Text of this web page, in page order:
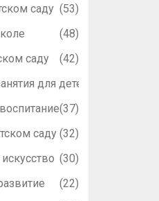
саду (53)
(48)
саду
(42)
для детей
(37)
саду (32)
(30)
(22)